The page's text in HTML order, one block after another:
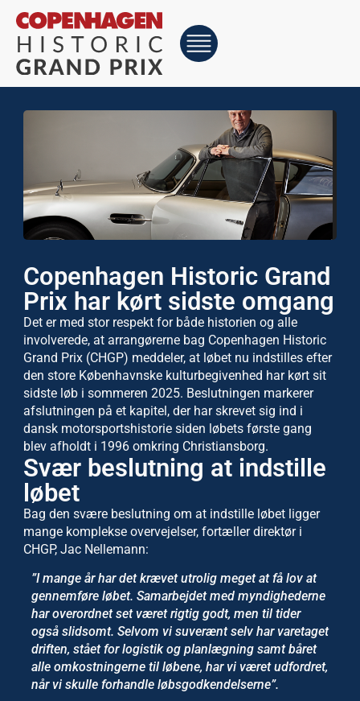
Copenhagen Historic Grand
Prix har kørt sidste omgang
Det er med stor respekt for både historien og alle
involverede, at arrangørerne bag Copenhagen Historic
Grand Prix (CHGP) meddeler, at løbet nu indstilles efter
den store Københavnske kulturbegivenhed har kørt sit
sidste løb i sommeren 2025. Beslutningen markerer
afslutningen på et kapitel, der har skrevet sig ind i
dansk motorsportshistorie siden løbets første gang
blev afholdt i 1996 omkring Christiansborg.
Svær beslutning at indstille
løbet
Bag den svære beslutning om at indstille løbet ligger
mange komplekse overvejelser, fortæller direktør i
CHGP, Jac Nellemann:
”I mange år har det krævet utrolig meget at få lov at
gennemføre løbet. Samarbejdet med myndighederne
har overordnet set været rigtig godt, men til tider
også slidsomt. Selvom vi suverænt selv har varetaget
driften, stået for logistik og planlægning samt båret
alle omkostningerne til løbene, har vi været udfordret,
når vi skulle forhandle løbsgodkendelserne”.